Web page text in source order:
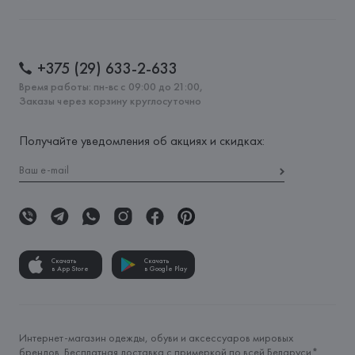
+375 (29) 633-2-633
Время работы: пн-вс с 09:00 до 21:00,
Заказы через корзину круглосуточно
Получайте уведомления об акциях и скидках:
Скачать
в App Store
Скачать
в Google Play
Интернет-магазин одежды, обуви и аксессуаров мировых
брендов. Бесплатная доставка с примеркой по всей Беларуси*.